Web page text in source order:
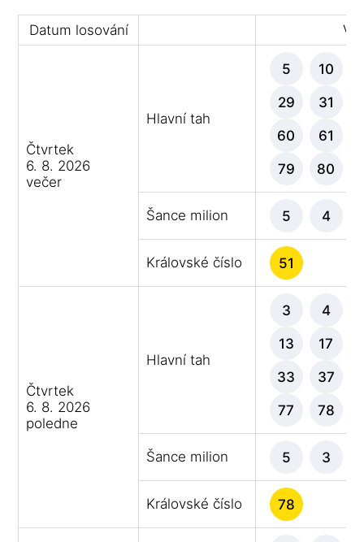
Datum losování
Čtvrtek
6. 8. 2026
večer
Hlavní tah
5 10
29 31
60 61
79 80
Šance milion 5 4
Královské číslo 51
Čtvrtek
6. 8. 2026
poledne
Hlavní tah
3 4
13 17
33 37
77 78
Šance milion 5 3
Královské číslo 78